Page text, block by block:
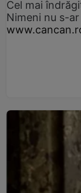
Cel mai
Nimeni nu s-